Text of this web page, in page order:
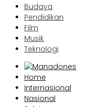
Budaya
Pendidikan
Film
Musik
Teknologi
Home
Internasional
Nasional